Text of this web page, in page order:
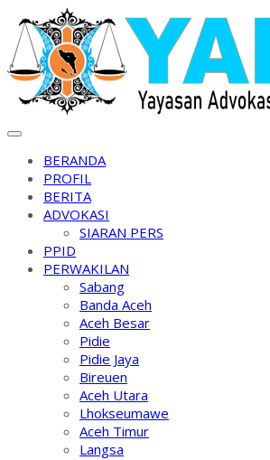
Skip
to
content
BERANDA
PROFIL
BERITA
ADVOKASI
SIARAN PERS
PPID
PERWAKILAN
Sabang
Banda Aceh
Aceh Besar
Pidie
Pidie Jaya
Bireuen
Aceh Utara
Lhokseumawe
Aceh Timur
Langsa